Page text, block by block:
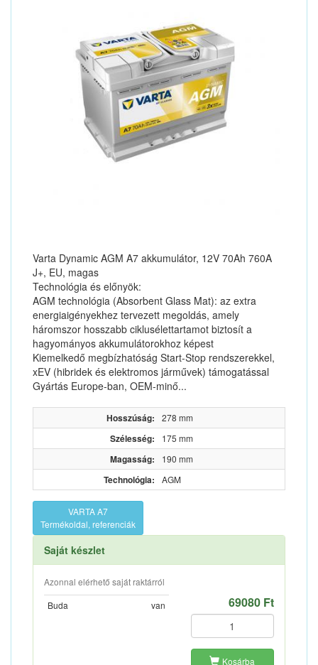
Varta Dynamic AGM A7 akkumulátor, 12V 70Ah 760A
J+, EU, magas
Technológia és előnyök:
AGM technológia (Absorbent Glass Mat): az extra
energiaigényekhez tervezett megoldás, amely
háromszor hosszabb ciklusélettartamot biztosít a
hagyományos akkumulátorokhoz képest
Kiemelkedő megbízhatóság Start-Stop rendszerekkel,
xEV (hibridek és elektromos járművek) támogatással
Gyártás Europe‑ban, OEM-minő...
Hosszúság: 278 mm
Szélesség: 175 mm
Magasság: 190 mm
Technológia: AGM
VARTA A7
Termékoldal, referenciák
Saját készlet
Azonnal elérhető saját raktárról
Buda
van 69080 Ft
Kosárba